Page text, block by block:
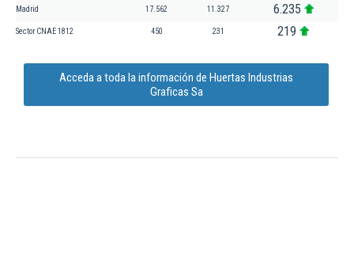
Madrid 17.562 11.327 6.235
Sector CNAE 1812 450 231 219
Acceda a toda la información de Huertas Industrias
Graficas Sa